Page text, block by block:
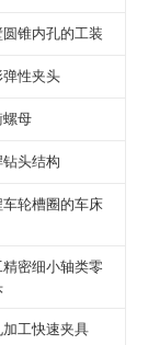
锥内孔的工装
性夹头
螺母
头结构
轮槽圈的车床
密细小轴类零
工快速夹具